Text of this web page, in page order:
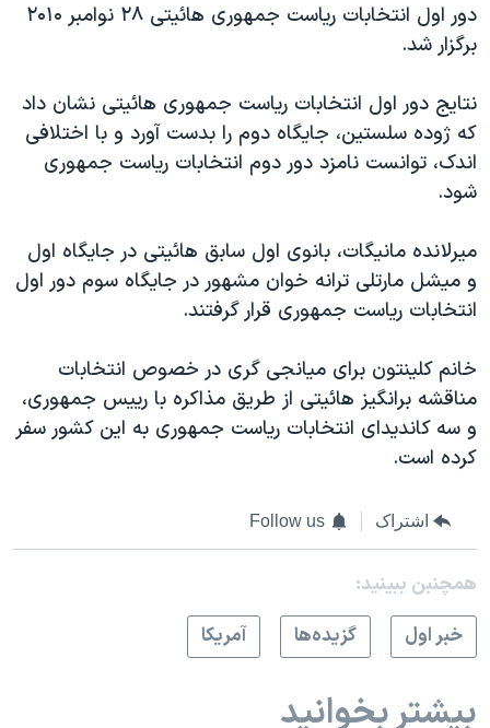
دور اول انتخابات ریاست جمهوری هائیتی ۲۸ نوامبر ۲۰۱۰
برگزار شد.
نتایج دور اول انتخابات ریاست جمهوری هائیتی نشان داد
که ژوده سلستین، جایگاه دوم را بدست آورد و با اختلافی
اندک، توانست نامزد دور دوم انتخابات ریاست جمهوری
شود.
میرلانده مانیگات، بانوی اول سابق هائیتی در جایگاه اول
و میشل مارتلی ترانه خوان مشهور در جایگاه سوم دور اول
انتخابات ریاست جمهوری قرار گرفتند.
خانم کلینتون برای میانجی گری در خصوص انتخابات
مناقشه برانگیز هائیتی از طریق مذاکره با رییس جمهوری،
و سه کاندیدای انتخابات ریاست جمهوری به این کشور سفر
کرده است.
اشتراک Follow us
همچنبن ببینید:
خبر اول
گزيده‌ها آمريکا
بیشتر بخوانید